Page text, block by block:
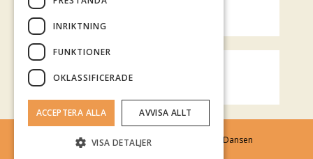
Vädret över Mariestad
Administration| © 2026
Stora Folkparks Dansen
INRIKTNING
FUNKTIONER
OKLASSIFICERADE
ACCEPTERA ALLA AVVISA ALLT
VISA DETALJER